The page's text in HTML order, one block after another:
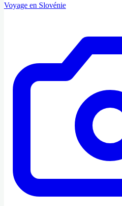
Voyage en Slovénie